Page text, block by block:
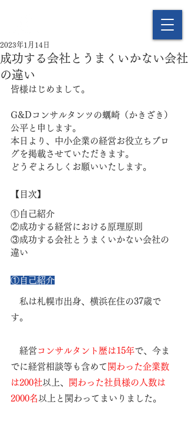
成功する会社とうまくいかない会社
の違い
2023年1月14日
皆様はじめまして。
G&Dコンサルタンツの蠣崎（かきざき）
公平と申します。
本日より、中小企業の経営お役立ちブロ
グを掲載させていただきます。
どうぞよろしくお願いいたします。
【目次】
①自己紹介
②成功する経営における原理原則
③成功する会社とうまくいかない会社の
違い
①自己紹介
私は札幌市出身、横浜在住の37歳で
す。
経営コンサルタント歴は15年で、今ま
でに経営相談等も含めて 関わった企業数
は200社以上、
関わった社員様の人数は
2000名 以上と関わってまいりました。